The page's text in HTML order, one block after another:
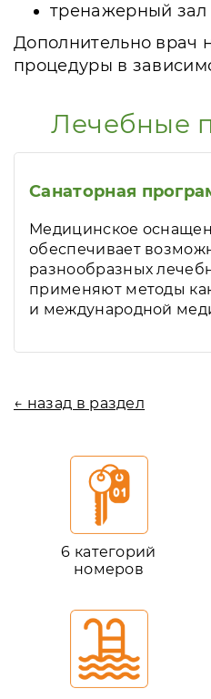
тренажерный зал
Дополнительно врач
процедуры в
Лечебные
Санаторная
Медицинское
обеспечивает
разнообразных
применяют методы
и международной
← назад в раздел
6 категорий
номеров